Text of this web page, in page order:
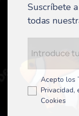
Suscríbete
todas
Acepto los
Privacidad,
Cookies